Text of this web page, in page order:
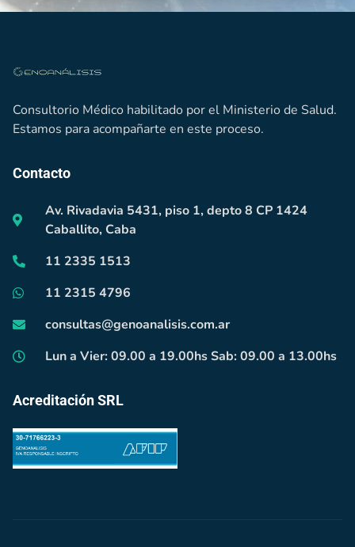
Consultorio Médico habilitado por el Ministerio de Salud.
Estamos para acompañarte en este proceso.
Contacto
Av. Rivadavia 5431, piso 1, depto 8 CP 1424
Caballito, Caba
11 2335 1513
11 2315 4796
consultas@genoanalisis.com.ar
Lun a Vier: 09.00 a 19.00hs Sab: 09.00 a 13.00hs
Acreditación SRL